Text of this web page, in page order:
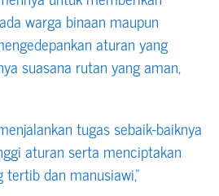
warga binaan maupun
aturan yang
suasana rutan yang aman,
tugas sebaik-baiknya
aturan serta menciptakan
dan manusiawi,”